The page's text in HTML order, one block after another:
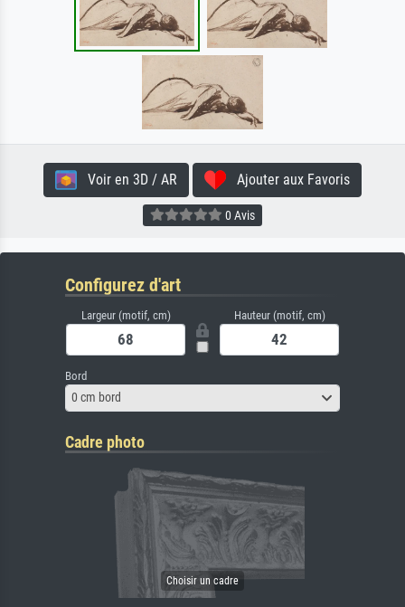
Voir en 3D / AR Ajouter aux Favoris
0 Avis
Configurez d'art
Largeur (motif, cm) Hauteur (motif, cm)
Bord
0 cm bord
Cadre photo